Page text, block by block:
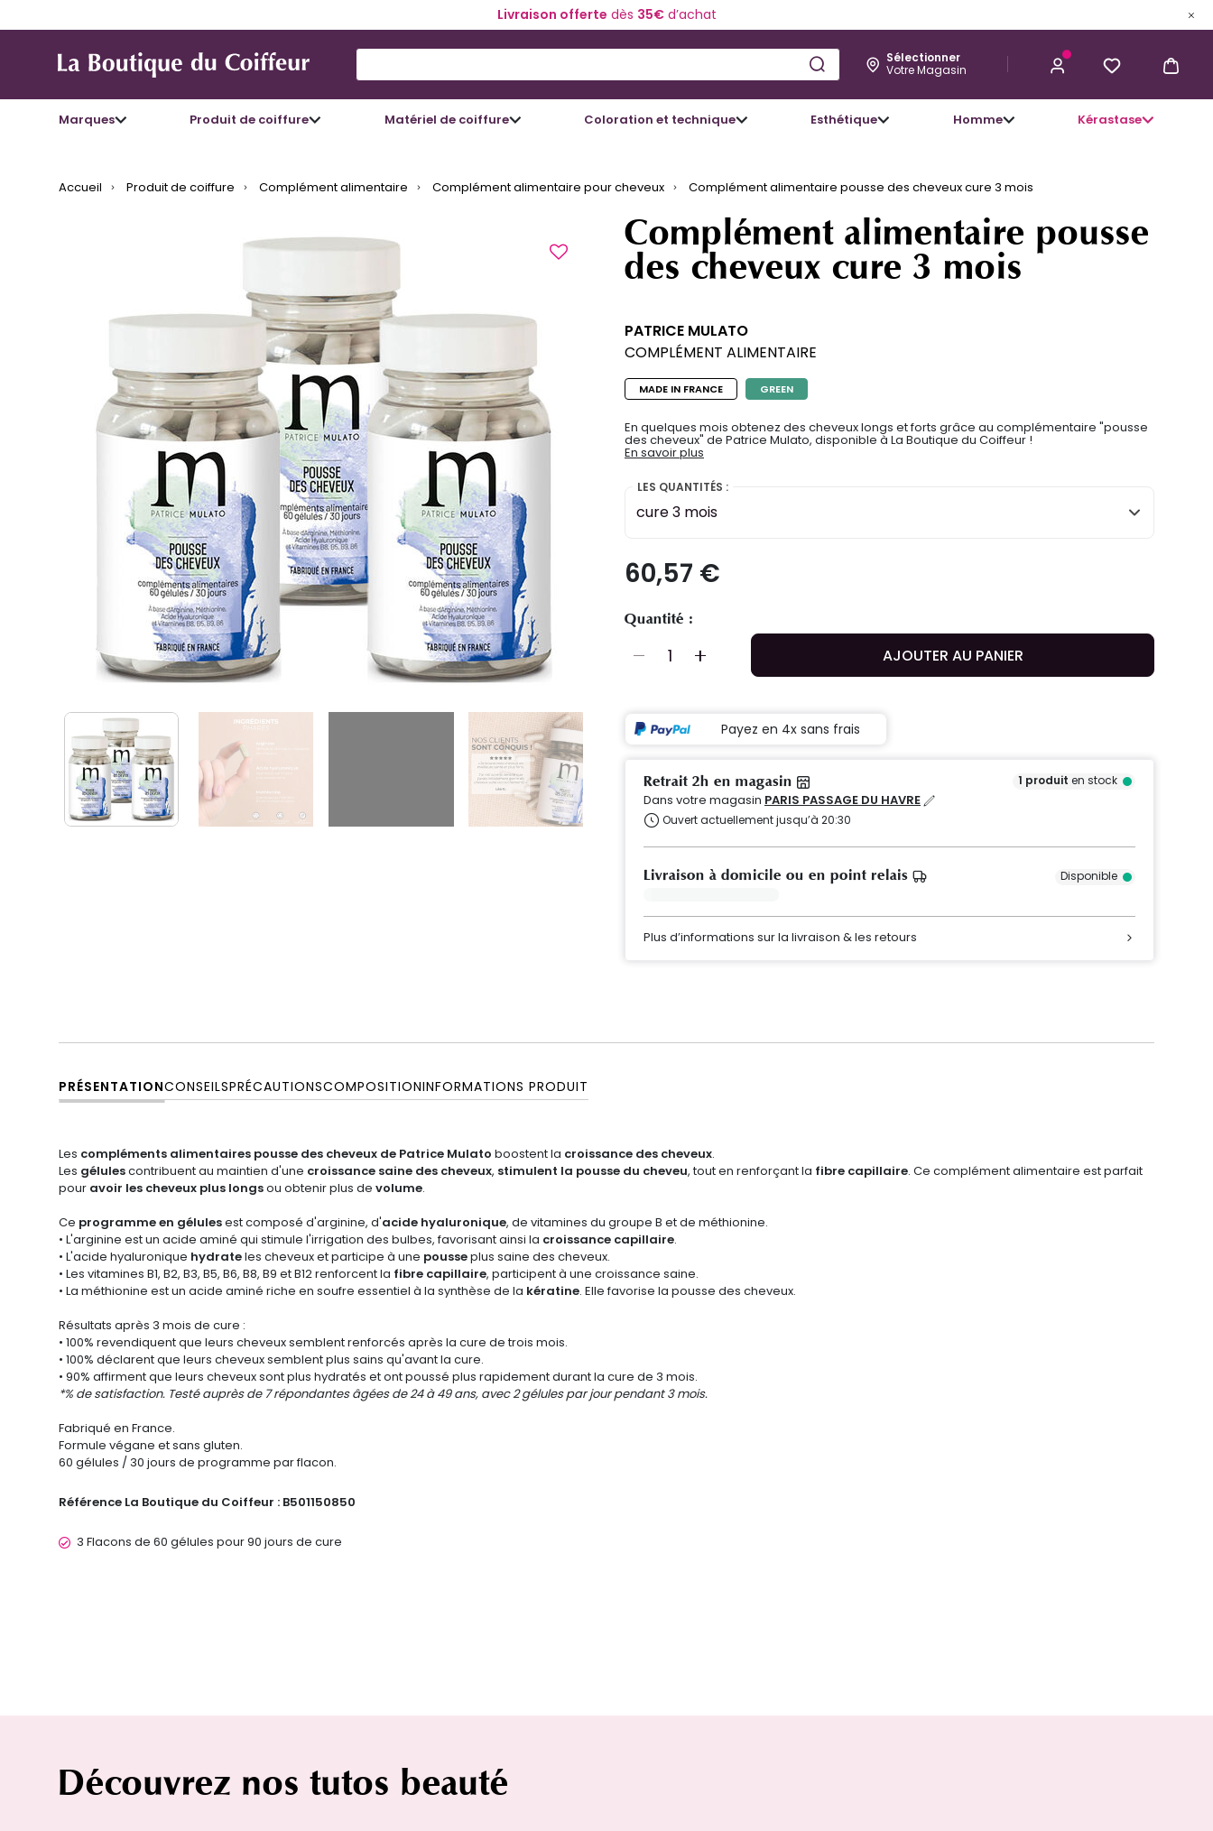
Livraison offerte dès 35€d’achat
Sélectionner
Votre Magasin
Marques Produit de coiffure Matériel de coiffure Coloration et technique Esthétique Homme Kérastase
J’ACHÈTE
Accueil Produit de coiffure Complément alimentaire Complément alimentaire pour cheveux Complément alimentaire pousse des cheveux cure 3 mois
Complément alimentaire pousse
des cheveux cure 3 mois
PATRICE MULATO
COMPLÉMENT ALIMENTAIRE
MADE IN FRANCE GREEN
En quelques mois obtenez des cheveux longs et forts grâce au complémentaire "pousse
des cheveux" de Patrice Mulato, disponible à La Boutique du Coiffeur !
En savoir plus
LES QUANTITÉS :
cure 3 mois
60,57 €
Quantité :
AJOUTER AU PANIER
Payez en 4x sans frais
Retrait 2h en magasin 1 produit en stock
Dans votre magasin PARIS PASSAGE DU HAVRE
Ouvert actuellement jusqu’à 20:30
Livraison à domicile ou en point relais Disponible
Plus d’informations sur la livraison & les retours
PRÉSENTATIONCONSEILSPRÉCAUTIONSCOMPOSITIONINFORMATIONS PRODUIT
Les compléments alimentaires pousse des cheveux de Patrice Mulato boostent la croissance des cheveux.
Les gélulescontribuent au maintien d'une croissance saine des cheveux, stimulent la pousse du cheveu, tout en renforçant la fibre capillaire. Ce complément alimentaire est parfait
pour avoir les cheveux plus longsou obtenir plus de volume.
Ce programme en gélulesest composé d'arginine, d'acide hyaluronique, de vitamines du groupe B et de méthionine.
• L'arginine est un acide aminé qui stimule l'irrigation des bulbes, favorisant ainsi la croissance capillaire.
• L'acide hyaluronique hydrateles cheveux et participe à une pousseplus saine des cheveux.
• Les vitamines B1, B2, B3, B5, B6, B8, B9 et B12 renforcent la fibre capillaire, participent à une croissance saine.
• La méthionine est un acide aminé riche en soufre essentiel à la synthèse de la kératine. Elle favorise la pousse des cheveux.
Résultats après 3 mois de cure :
• 100% revendiquent que leurs cheveux semblent renforcés après la cure de trois mois.
• 100% déclarent que leurs cheveux semblent plus sains qu'avant la cure.
• 90% affirment que leurs cheveux sont plus hydratés et ont poussé plus rapidement durant la cure de 3 mois.
*% de satisfaction. Testé auprès de 7 répondantes âgées de 24 à 49 ans, avec 2 gélules par jour pendant 3 mois.
Fabriqué en France.
Formule végane et sans gluten.
60 gélules / 30 jours de programme par flacon.
Référence La Boutique du Coiffeur : B501150850
3 Flacons de 60 gélules pour 90 jours de cure
Découvrez nos tutos beauté